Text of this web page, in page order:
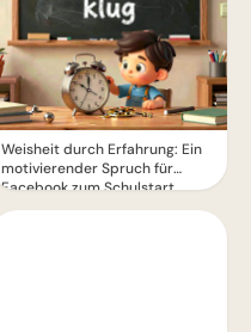
Weisheit durch Erfahrung: Ein
motivierender Spruch für
Facebook zum Schulstart.